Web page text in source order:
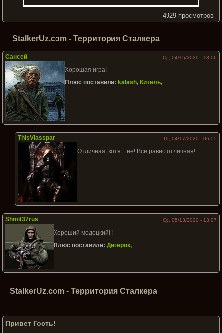
4929 просмотров
StalkerUz.com - Территория Сталкера
Сансей Ср, 04/15/2020 - 13:06
Хорошая игра!
Плюс поставили: kalash, Китель,
ThisVlasspar Пт, 04/17/2020 - 06:55
Отличная, хотя....не! Всё равно отличная!
Shmit37rus Ср, 05/13/2020 - 13:07
Хороший модецкий!!!
Плюс поставили: Дигерок,
StalkerUz.com - Территория Сталкера
Привет Гость!